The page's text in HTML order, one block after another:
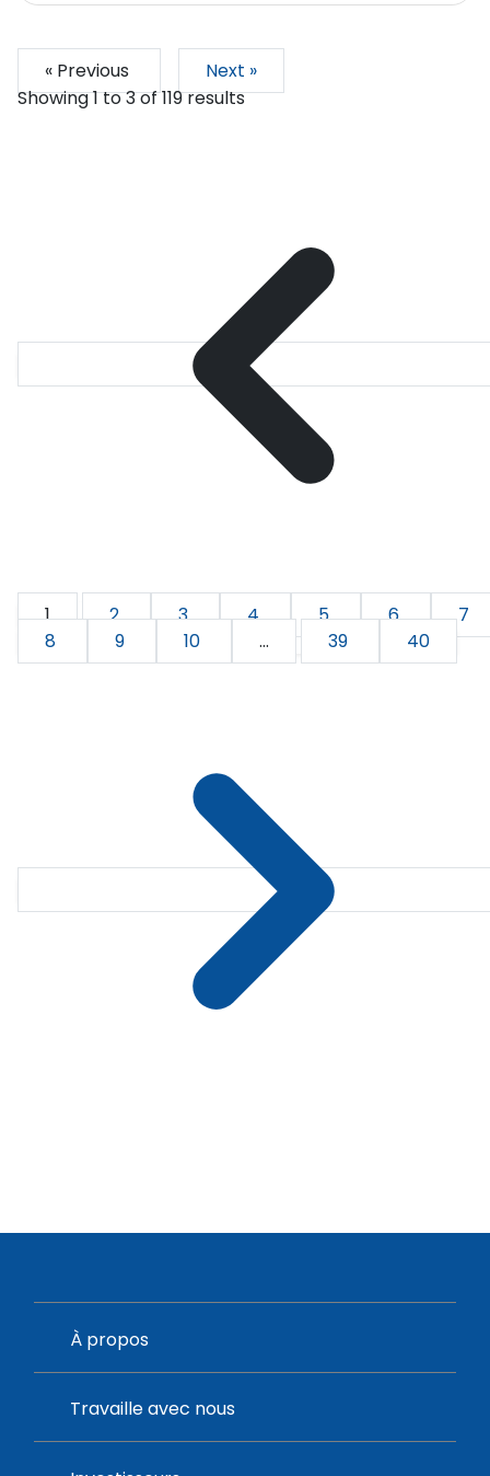
« Previous
Next »
Showing1to3of119results
1 2 3 4 5 6
7
8
9 10 ... 39 40
À propos
Travaille avec nous